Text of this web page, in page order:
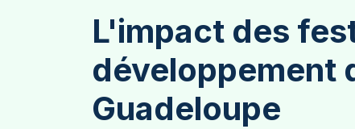
L'impact des
développement
Guadeloupe